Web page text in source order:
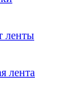
ленты
лента